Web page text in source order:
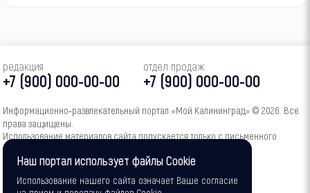
редакция
+7 (900) 000-00-00
отдел продаж
+7 (900) 000-00-00
Информационно‑развлекательный портал «Мой Калининград» © 2026. Все
права защищены.
Использование материалов сайта допускается только с письменного
согласия администрации портала.
16+
Наш портал использует файлы Cookie
Использование нашего сайта означает Ваше согласие